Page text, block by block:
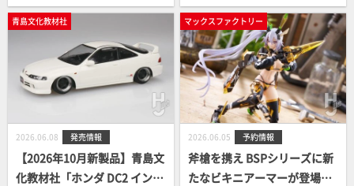
XZ 19インチ」
イゼット トラック ジャンボ
(４色)」
青島文化教材社
2026.06.08 発売情報
【2026年10月新製品】青島文
化教材社「ホンダ DC2 インテ
マックスファクトリー
2026.06.05 予約情報
斧槍を携え BSPシリーズに新
たなビキニアーマーが登場！